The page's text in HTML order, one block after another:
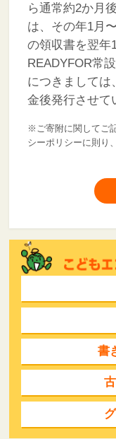
ら通常約2か月
は、その年1月
の領収書を翌年
READYFOR常
につきましては
金後発行させて
※ご寄附に関してご
シーポリシーに則り
書